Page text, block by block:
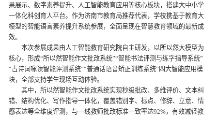
果展示、数字素养提升、人工智能教育应用等核心板块，搭建大中小学
一体化科创育人平台。作为济南市教育局推荐代表，学校携基于教育大
模型的智能语言素养提升系统参展，全面呈现在智慧教育领域的最新成
效。
本次参展成果由人工智能教育研究院自主研发，以所以然大模型为
核心，形成“所以然智能作文批改系统”“智能书法评测与练字指导系统”
“古诗词咏读智能评测系统”“普通话语音矫正训练系统”四大智能应用模
块，全部支持学生现场互动体验。
其中，所以然智能作文批改系统实现秒级批改、多维评价、文本纠
错、结构优化、写作指导一体化，覆盖错别字、标点、修辞、立意、情
感表达等全维度评测，与一线教师批改标准一致率达92%，有效减轻教